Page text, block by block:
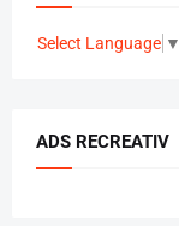
Select Language ▼
ADS RECREATIV